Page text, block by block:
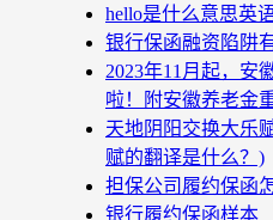
hello是什么意思英
银行保函融资陷阱
2023年11月起，安
啦！附安徽养老金
天地阴阳交换大乐
赋的翻译是什么？)
担保公司履约保函
银行履约保函样本